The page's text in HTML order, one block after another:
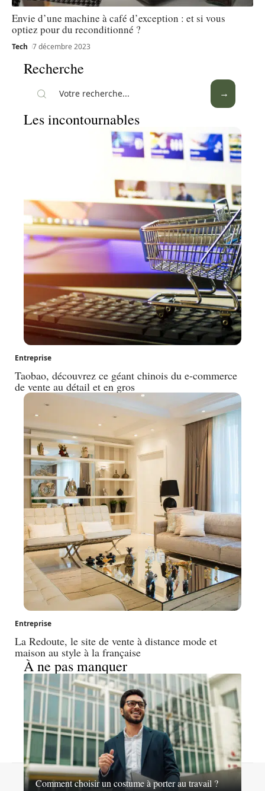
Envie d’une machine à café d’exception : et si vous
optiez pour du reconditionné ?
Tech 7 décembre 2023
Recherche
Les incontournables
Entreprise
Taobao, découvrez ce géant chinois du e-commerce
de vente au détail et en gros
Entreprise
La Redoute, le site de vente à distance mode et
maison au style à la française
À ne pas manquer
Comment choisir un costume à porter au travail ?
© 2026 | nosideesshopping.fr